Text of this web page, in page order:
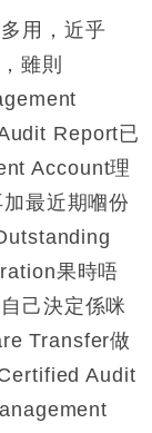
用，近乎
雖則
Report已
Account理
最近期嗰份
果時唔
己決定係咪
Transfer做
Audit